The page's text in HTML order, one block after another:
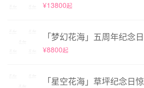
¥13800起
「梦幻花海」五周年纪念
¥8800起
「星空花海」草坪纪念日